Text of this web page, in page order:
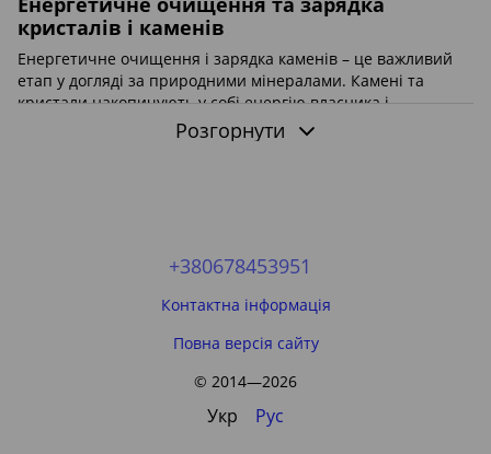
кристалів і каменів
Енергетичне очищення і зарядка каменів – це важливий
етап у догляді за природними мінералами. Камені та
кристали накопичують у собі енергію власника і
навколишнього середовища, тому з часом можуть
втрачати свою силу. Регулярне очищення допомагає
водою, яке змиває накопичену негативну енергію.
кристали новою енергією.
– занурення у ґрунт на кілька годин або днів
Димом трав та пахощів– очищення через
обкурювання шавлією, сандалом чи іншими
Розгорнути
+380678453951
Контактна інформація
Повна версія сайту
© 2014—2026
Укр Рус